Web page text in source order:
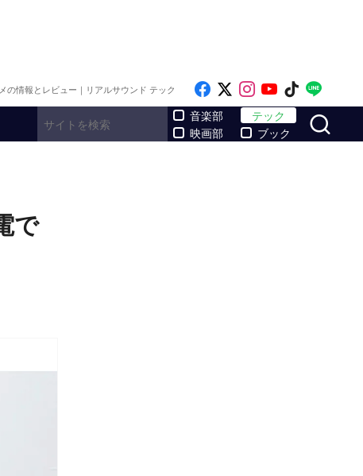
の情報とレビュー｜リアルサウンド テック Like on Facebook
Follow on x
Follow on
Follow on
Follow
音楽部
映画部
テック
ブック
で